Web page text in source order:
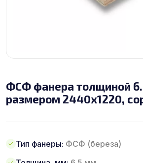
ФСФ фанера толщиной
размером 2440х1220,
Тип фанеры: ФСФ (береза)